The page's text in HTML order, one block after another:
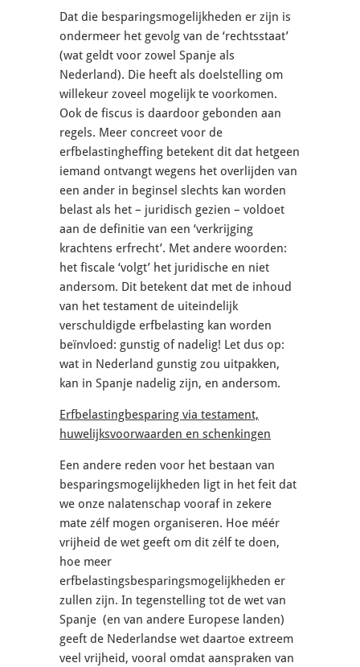
Dat die besparingsmogelijkheden er zijn is
ondermeer het gevolg van de ‘rechtsstaat’
(wat geldt voor zowel Spanje als
Nederland). Die heeft als doelstelling om
willekeur zoveel mogelijk te voorkomen.
Ook de fiscus is daardoor gebonden aan
regels. Meer concreet voor de
erfbelastingheffing betekent dit dat hetgeen
iemand ontvangt wegens het overlijden van
een ander in beginsel slechts kan worden
belast als het – juridisch gezien – voldoet
aan de definitie van een ‘verkrijging
krachtens erfrecht’. Met andere woorden:
het fiscale ‘volgt’ het juridische en niet
andersom. Dit betekent dat met de inhoud
van het testament de uiteindelijk
verschuldigde erfbelasting kan worden
beïnvloed: gunstig of nadelig! Let dus op:
wat in Nederland gunstig zou uitpakken,
kan in Spanje nadelig zijn, en andersom.
Erfbelastingbesparing via testament,
huwelijksvoorwaarden en schenkingen
Een andere reden voor het bestaan van
besparingsmogelijkheden ligt in het feit dat
we onze nalatenschap vooraf in zekere
mate zélf mogen organiseren. Hoe méér
vrijheid de wet geeft om dit zélf te doen,
hoe meer
erfbelastingsbesparingsmogelijkheden er
zullen zijn. In tegenstelling tot de wet van
Spanje (en van andere Europese landen)
geeft de Nederlandse wet daartoe extreem
veel vrijheid, vooral omdat aanspraken van